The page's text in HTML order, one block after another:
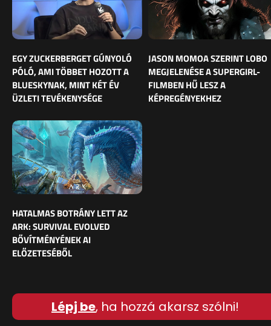
EGY ZUCKERBERGET GÚNYOLÓ
PÓLÓ, AMI TÖBBET HOZOTT A
BLUESKYNAK, MINT KÉT ÉV
ÜZLETI TEVÉKENYSÉGE
JASON MOMOA SZERINT LOBO
MEGJELENÉSE A SUPERGIRL-
FILMBEN HŰ LESZ A
KÉPREGÉNYEKHEZ
HATALMAS BOTRÁNY LETT AZ
ARK: SURVIVAL EVOLVED
BŐVÍTMÉNYÉNEK AI
ELŐZETESÉBŐL
Lépj be, ha hozzá akarsz szólni!